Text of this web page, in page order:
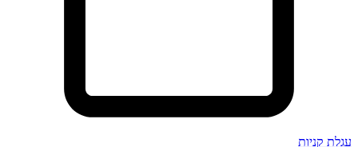
עגלת קניות